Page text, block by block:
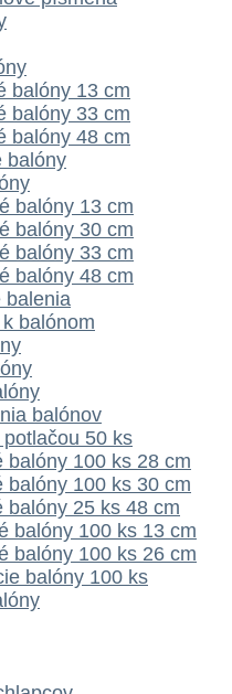
balóny 13 cm
balóny 33 cm
balóny 48 cm
balóny
balóny 13 cm
balóny 30 cm
balóny 33 cm
balóny 48 cm
balenia
balónom
balónov
50 ks
balóny 100 ks 28 cm
balóny 100 ks 30 cm
balóny 25 ks 48 cm
balóny 100 ks 13 cm
balóny 100 ks 26 cm
balóny 100 ks